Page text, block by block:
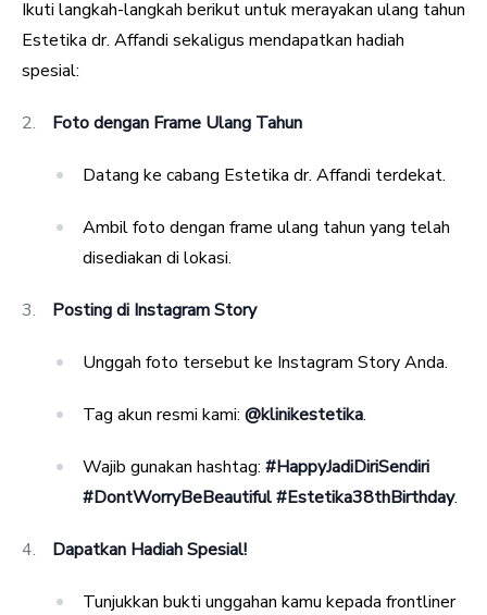
Ikuti langkah-langkah berikut untuk merayakan ulang tahun
Estetika dr. Affandi sekaligus mendapatkan hadiah
spesial:
Foto dengan Frame Ulang Tahun
Datang ke cabang Estetika dr. Affandi terdekat.
Ambil foto dengan frame ulang tahun yang telah
disediakan di lokasi.
Posting di Instagram Story
Unggah foto tersebut ke Instagram Story Anda.
Tag akun resmi kami: @klinikestetika.
Wajib gunakan hashtag: #HappyJadiDiriSendiri
#DontWorryBeBeautiful #Estetika38thBirthday.
Dapatkan Hadiah Spesial!
Tunjukkan bukti unggahan kamu kepada frontliner